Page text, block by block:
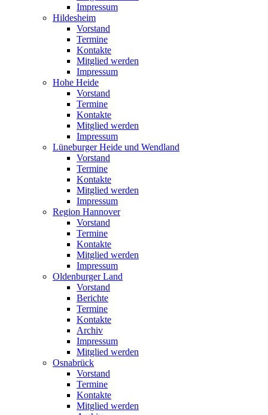
Impressum
Hildesheim
Vorstand
Termine
Kontakte
Mitglied werden
Impressum
Hohe Heide
Vorstand
Termine
Kontakte
Mitglied werden
Impressum
Lüneburger Heide und Wendland
Vorstand
Termine
Kontakte
Mitglied werden
Impressum
Region Hannover
Vorstand
Termine
Kontakte
Mitglied werden
Impressum
Oldenburger Land
Vorstand
Berichte
Termine
Kontakte
Archiv
Impressum
Mitglied werden
Osnabrück
Vorstand
Termine
Kontakte
Mitglied werden